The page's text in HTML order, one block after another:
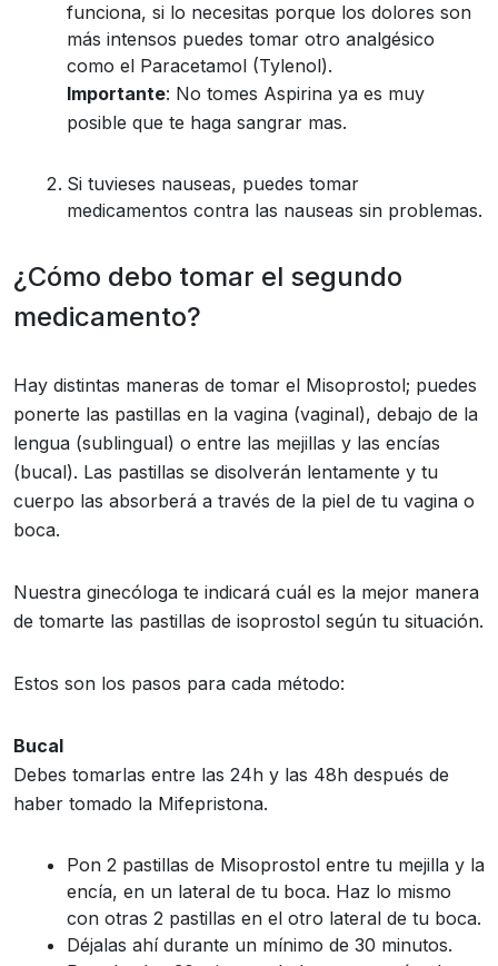
funciona, si lo necesitas porque los dolores son
más intensos puedes tomar otro analgésico
como el Paracetamol (Tylenol).
Importante: No tomes Aspirina ya es muy
posible que te haga sangrar mas.
Si tuvieses nauseas, puedes tomar
medicamentos contra las nauseas sin problemas.
¿Cómo debo tomar el segundo
medicamento?
Hay distintas maneras de tomar el Misoprostol; puedes
ponerte las pastillas en la vagina (vaginal), debajo de la
lengua (sublingual) o entre las mejillas y las encías
(bucal). Las pastillas se disolverán lentamente y tu
cuerpo las absorberá a través de la piel de tu vagina o
boca.
Nuestra ginecóloga te indicará cuál es la mejor manera
de tomarte las pastillas de isoprostol según tu situación.
Estos son los pasos para cada método:
Bucal
Debes tomarlas entre las 24h y las 48h después de
haber tomado la Mifepristona.
Pon 2 pastillas de Misoprostol entre tu mejilla y la
encía, en un lateral de tu boca. Haz lo mismo
con otras 2 pastillas en el otro lateral de tu boca.
Déjalas ahí durante un mínimo de 30 minutos.